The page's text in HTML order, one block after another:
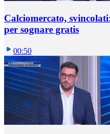
Calciomercato,
per sognare gratis
00:50